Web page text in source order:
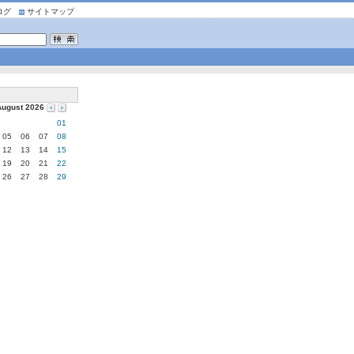
グ サイトマップ
2026
01
05 06 07
08
12 13 14
15
19 20 21
22
26 27 28
29